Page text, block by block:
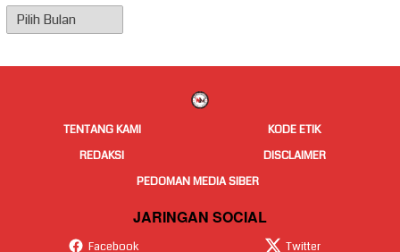
Arsip
Berita
TENTANG KAMI
KODE ETIK
REDAKSI
DISCLAIMER
PEDOMAN MEDIA SIBER
JARINGAN SOCIAL
Facebook Twitter